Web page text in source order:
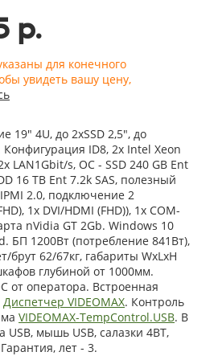
р.
для конечного
увидеть вашу цену,
19" 4U, до 2xSSD 2,5", до
Конфигурация ID8, 2x Intel Xeon
LAN1Gbit/s, OС - SSD 240 GB Ent
16 TB Ent 7.2k SAS, полезный
2.0, подключение 2
1x DVI/HDMI (FHD)), 1x COM-
nVidia GT 2Gb. Windows 10
БП 1200Вт (потребление 841Вт),
брут 62/67кг, габариты WxLxH
глубиной от 1000мм.
от оператора. Встроенная
Диспетчер VIDEOMAX. Контроль
VIDEOMAX-TempControl.USB. В
USB, мышь USB, салазки 4BT,
лет - 3.